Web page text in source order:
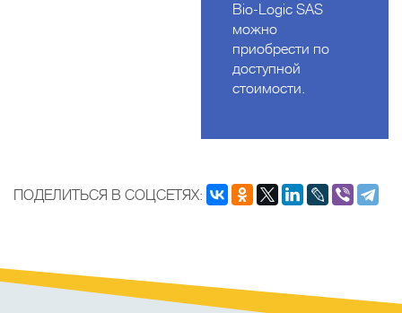
Bio-Logic SAS
можно
приобрести по
доступной
стоимости.
ПОДЕЛИТЬСЯ В СОЦСЕТЯХ: